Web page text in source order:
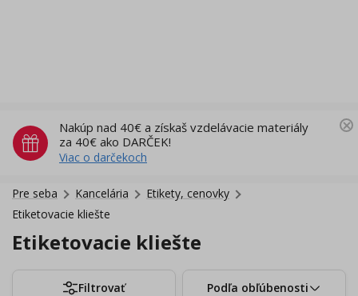
Nakúp nad 40€ a získaš vzdelávacie materiály
za 40€ ako DARČEK!
Viac o darčekoch
Pre seba Kancelária
Etikety, cenovky
Etiketovacie kliešte
Etiketovacie kliešte
Filtrovať Podľa obľúbenosti